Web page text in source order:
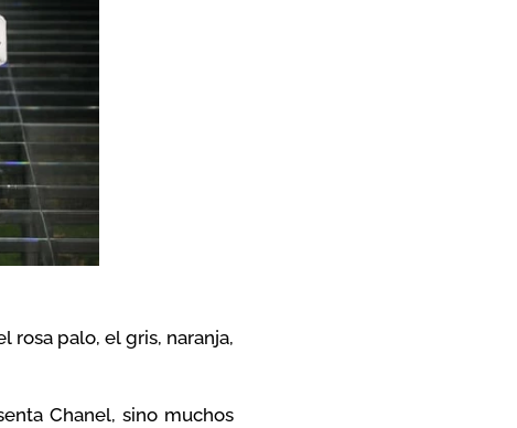
rosa palo, el gris, naranja,
Chanel, sino muchos